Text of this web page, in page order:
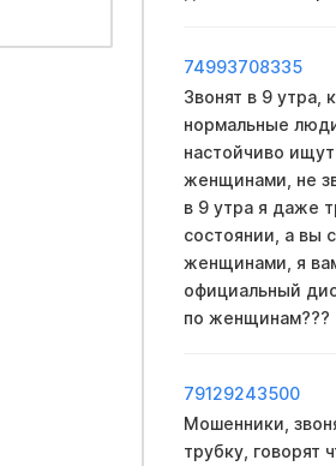
74993708335
Звонят в 9 утра,
нормальные
настойчиво
женщинами, не
в 9 утра я даже
состоянии, а вы
женщинами, я
официальный
по женщинам???
79129243500
Мошенники,
трубку, говорят